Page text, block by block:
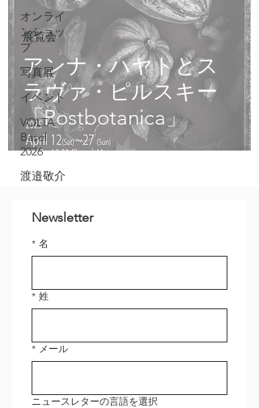
オンライ
ンショッ
プ
写真展
イベント
VOLTA
Basel
2026
渡邉敬介
アンナ・ハヤトとス
ラヴァ・ピルスキー
「Postbotanica」
展覧会
Newsletter
* 名
* 姓
* メール
ニュースレターの言語を選択